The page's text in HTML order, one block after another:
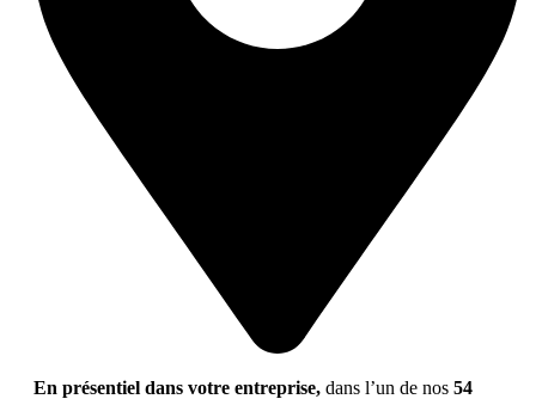
En présentiel dans votre entreprise, dans l’un de nos 54